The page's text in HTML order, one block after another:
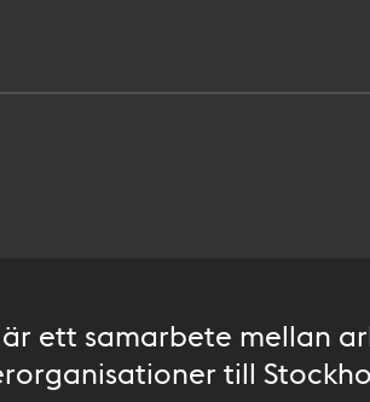
ett samarbete mellan
till